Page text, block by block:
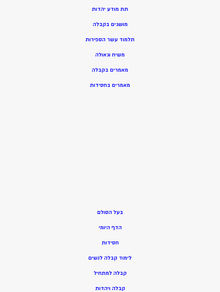
תת מודע יהדות
מושגים בקבלה
תלמוד עשר הספירות
משיח וגאולה
מאמרים בקבלה
מאמרים בחסידות
בעל הסולם
הדף היומי
חסידות
לימוד קבלה לנשים
קבלה למתחיל
קבלה ויהדות